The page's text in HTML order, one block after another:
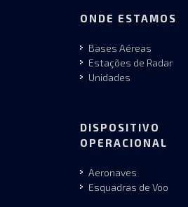
ONDE ESTAMOS
Bases Aéreas
Estações de Radar
Unidades
DISPOSITIVO
OPERACIONAL
Aeronaves
Esquadras de Voo